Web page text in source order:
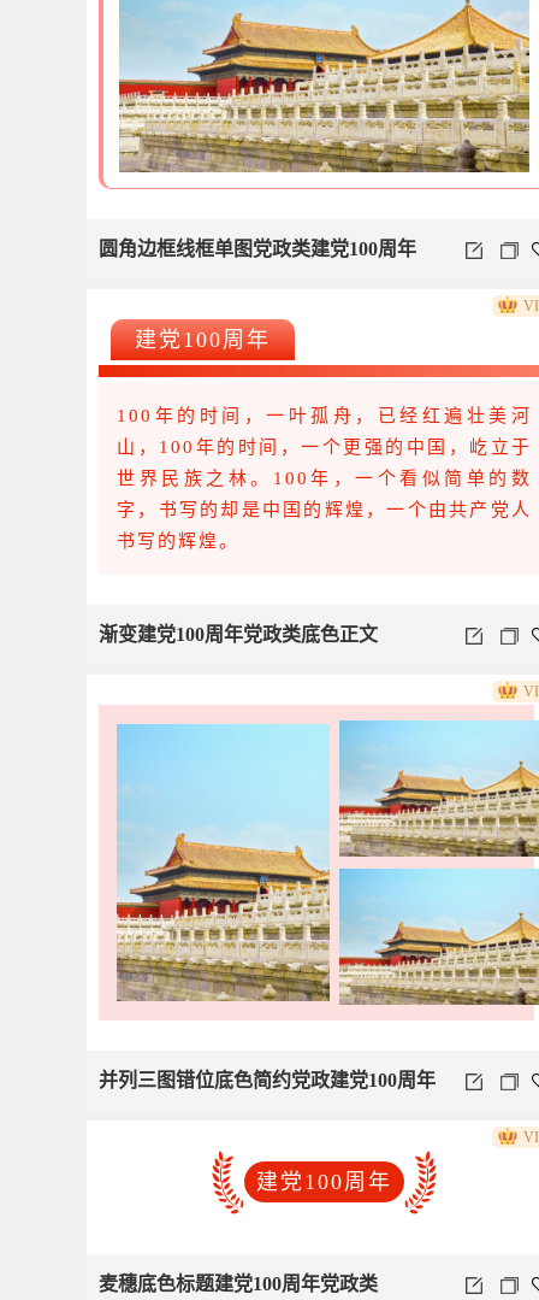
圆角边框线框单图党政类建党100周年
建党100周年
100年的时间，一叶孤舟，已经红遍壮美河
山，100年的时间，一个更强的中国，屹立于
世界民族之林。100年，一个看似简单的数
字，书写的却是中国的辉煌，一个由共产党人
书写的辉煌。
渐变建党100周年党政类底色正文
并列三图错位底色简约党政建党100周年
建党100周年
麦穗底色标题建党100周年党政类